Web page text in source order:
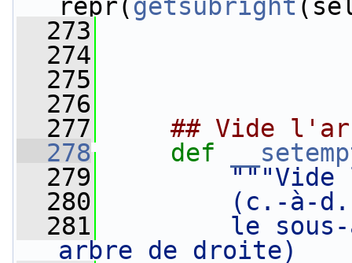
repr(getsubright
  273
  274
  275
  276
  277
## Vide
  278
def
  279
"""Vide
  280
(c.-à-
  281
le
arbre de droite)